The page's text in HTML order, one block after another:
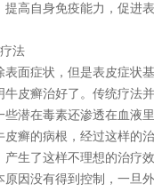
提高自身免疫能力，促进
法
表面症状，但是表皮症状
牛皮癣治好了。传统疗法
些潜在毒素还渗透在血液
皮癣的病根，经过这样的
产生了这样不理想的治疗
原因没有得到控制，一旦